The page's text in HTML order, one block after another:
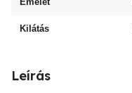
Kilátás
Leírás